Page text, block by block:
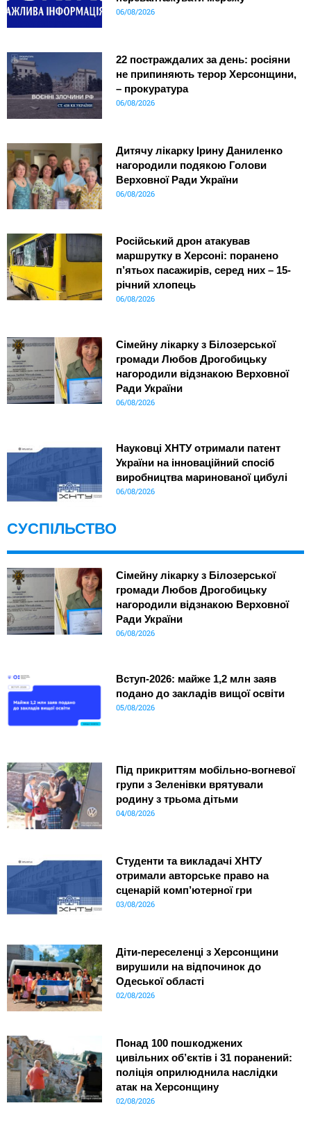
06/08/2026
22 постраждалих за день: росіяни
не припиняють терор Херсонщини,
– прокуратура
06/08/2026
Дитячу лікарку Ірину Даниленко
нагородили подякою Голови
Верховної Ради України
06/08/2026
Російський дрон атакував
маршрутку в Херсоні: поранено
п’ятьох пасажирів, серед них – 15-
річний хлопець
06/08/2026
Сімейну лікарку з Білозерської
громади Любов Дрогобицьку
нагородили відзнакою Верховної
Ради України
06/08/2026
Науковці ХНТУ отримали патент
України на інноваційний спосіб
виробництва маринованої цибулі
06/08/2026
СУСПІЛЬСТВО
Сімейну лікарку з Білозерської
громади Любов Дрогобицьку
нагородили відзнакою Верховної
Ради України
06/08/2026
Вступ-2026: майже 1,2 млн заяв
подано до закладів вищої освіти
05/08/2026
Під прикриттям мобільно-вогневої
групи з Зеленівки врятували
родину з трьома дітьми
04/08/2026
Студенти та викладачі ХНТУ
отримали авторське право на
сценарій комп’ютерної гри
03/08/2026
Діти-переселенці з Херсонщини
вирушили на відпочинок до
Одеської області
02/08/2026
Понад 100 пошкоджених
цивільних об’єктів і 31 поранений:
поліція оприлюднила наслідки
атак на Херсонщину
02/08/2026